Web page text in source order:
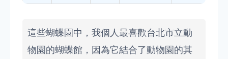
這些蝴蝶園中，我個人最喜歡台北市立動
物園的蝴蝶館，因為它結合了動物園的其